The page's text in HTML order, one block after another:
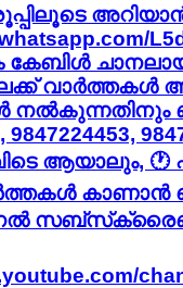
അറിയാൻ
കേബിൾ
നൽകുന്നതിനും
9847224453,
ആയാലും,